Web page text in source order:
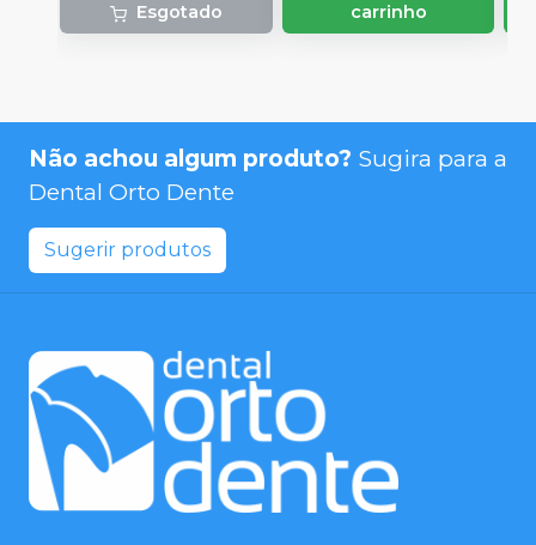
Esgotado
carrinho
Não achou algum produto? Sugira para a
Dental Orto Dente
Sugerir produtos